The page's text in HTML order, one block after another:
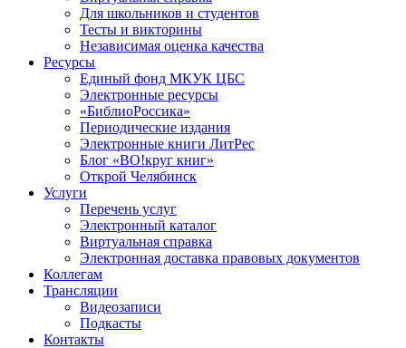
Для школьников и студентов
Тесты и викторины
Независимая оценка качества
Ресурсы
Единый фонд МКУК ЦБС
Электронные ресурсы
«БиблиоРоссика»
Периодические издания
Электронные книги ЛитРес
Блог «ВО!круг книг»
Открой Челябинск
Услуги
Перечень услуг
Электронный каталог
Виртуальная справка
Электронная доставка правовых документов
Коллегам
Трансляции
Видеозаписи
Подкасты
Контакты